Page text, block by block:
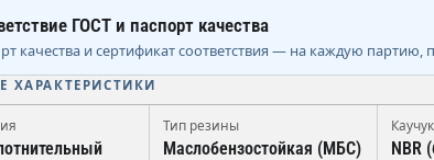
ГОСТ и паспорт качества
качества и сертификат соответствия — на каждую партию,
ХАРАКТЕРИСТИКИ
Тип резины
Маслобензостойкая (МБС)
Каучук
NBR